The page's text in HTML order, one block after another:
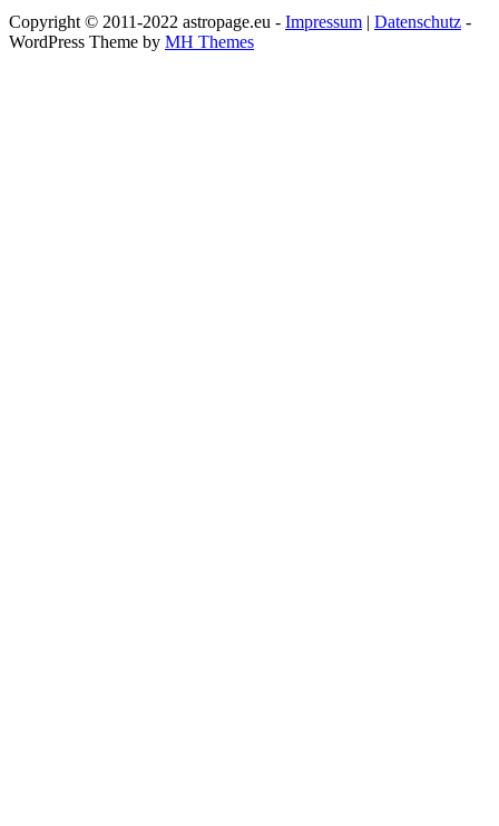
Copyright © 2011-2022 astropage.eu - Impressum | Datenschutz -
WordPress Theme by MH Themes